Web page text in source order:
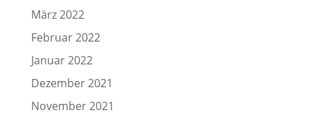
März 2022
Februar 2022
Januar 2022
Dezember 2021
November 2021